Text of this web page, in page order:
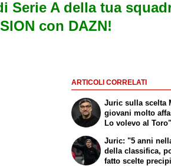
Serie A della tua
con DAZN!
ARTICOLI CORRELATI
Juric sulla scelta
giovani molto
Lo volevo al Toro"
Juric: "5 anni
della classifica,
fatto scelte